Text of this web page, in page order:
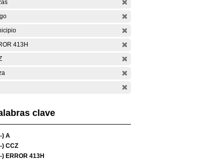
413H
clave
) A
) CCZ
) ERROR 413H